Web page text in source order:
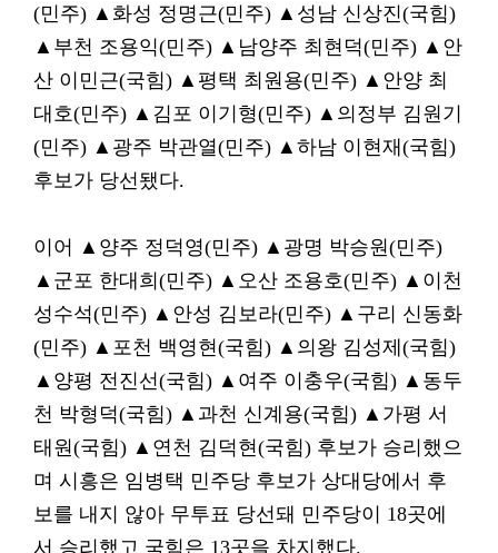
(민주) ▲화성 정명근(민주) ▲성남 신상진(국힘)
▲부천 조용익(민주) ▲남양주 최현덕(민주) ▲안
산 이민근(국힘) ▲평택 최원용(민주) ▲안양 최
대호(민주) ▲김포 이기형(민주) ▲의정부 김원기
(민주) ▲광주 박관열(민주) ▲하남 이현재(국힘)
후보가 당선됐다.
이어 ▲양주 정덕영(민주) ▲광명 박승원(민주)
▲군포 한대희(민주) ▲오산 조용호(민주) ▲이천
성수석(민주) ▲안성 김보라(민주) ▲구리 신동화
(민주) ▲포천 백영현(국힘) ▲의왕 김성제(국힘)
▲양평 전진선(국힘) ▲여주 이충우(국힘) ▲동두
천 박형덕(국힘) ▲과천 신계용(국힘) ▲가평 서
태원(국힘) ▲연천 김덕현(국힘) 후보가 승리했으
며 시흥은 임병택 민주당 후보가 상대당에서 후
보를 내지 않아 무투표 당선돼 민주당이 18곳에
서 승리했고 국힘은 13곳을 차지했다.